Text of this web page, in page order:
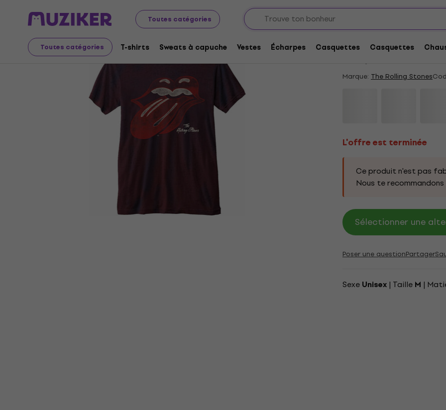
Toutes catégories
Toutes catégories T-shirts Sweats à capuche Vestes Écharpes Casquettes Casquettes
Merch Produits musicaux T-shirts
L'offre est terminée
L'offre est terminée
The Rolling Stones
Marque: The Rolling Stones
L'offre est terminée
Ce produit n'est pas
Nous te
Sélectionner une
Poser une questionPartager
Sexe Unisex | Taille M |